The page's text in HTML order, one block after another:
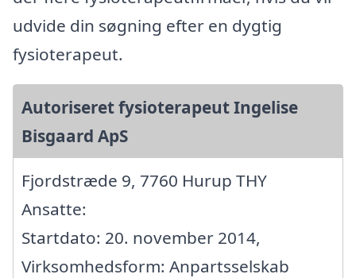
udvide din søgning efter en dygtig
fysioterapeut.
Autoriseret fysioterapeut Ingelise
Bisgaard ApS
Fjordstræde 9, 7760 Hurup THY
Ansatte:
Startdato: 20. november 2014,
Virksomhedsform: Anpartsselskab